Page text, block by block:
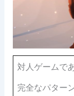
対人ゲームで
完全なパター